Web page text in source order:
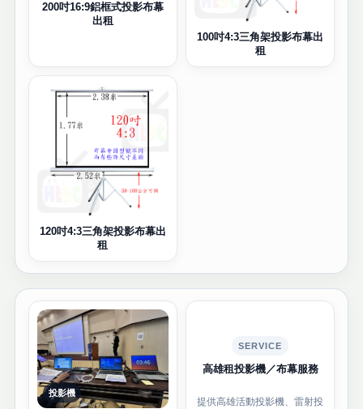
200吋16:9鋁框式投影布幕
出租
100吋4:3三角架投影布幕出
租
120吋4:3三角架投影布幕出
租
投影機
SERVICE
高雄租投影機／布幕服務
提供高雄活動投影機、雷射投